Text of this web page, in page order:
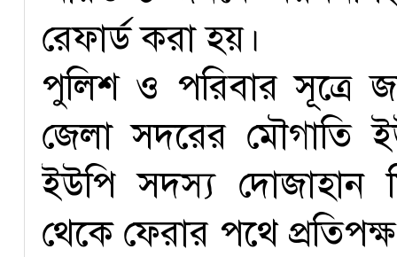
রেফার্ড করা হয়।
পুলিশ ও পরিবার সূত্রে
জেলা সদরের মৌগাতি
ইউপি সদস্য দোজাহান
থেকে ফেরার পথে